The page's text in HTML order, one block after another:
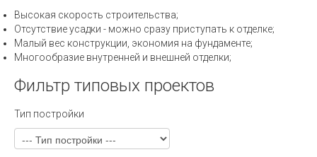
Высокая скорость строительства;
Отсутствие усадки - можно сразу приступать к отделке;
Малый вес конструкции, экономия на фундаменте;
Многообразие внутренней и внешней отделки;
Фильтр типовых проектов
Тип постройки